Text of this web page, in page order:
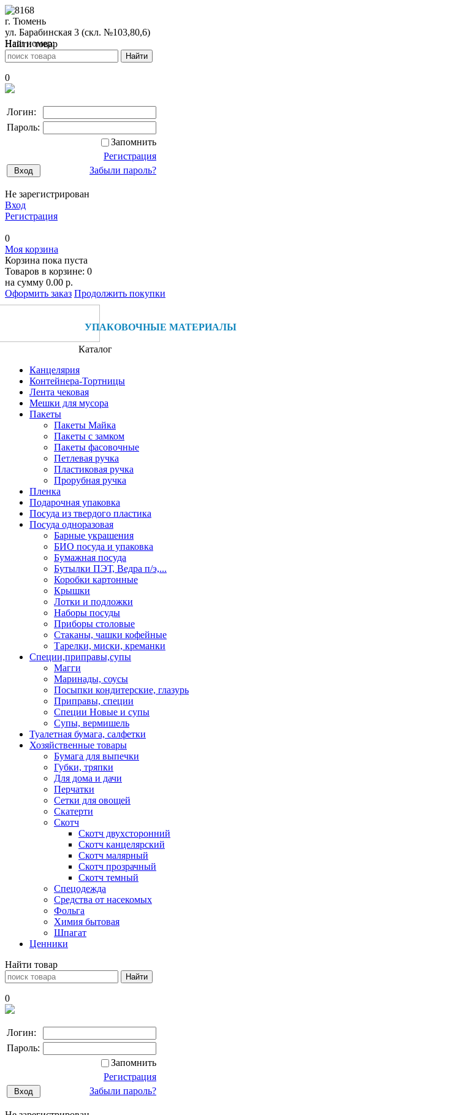
г. Тюмень
ул. Барабинская 3 (скл. №103,80,6)
Наш номер:
+7(3452)49-52-99
Найти товар
0
Логин:
Пароль:
Запомнить
Регистрация
Забыли пароль?
Не зарегистрирован
Вход
Регистрация
0
Моя корзина
Корзина пока пуста
Товаров в корзине: 0
на сумму 0.00 р.
Оформить заказ Продолжить покупки
УПАКОВОЧНЫЕ МАТЕРИАЛЫ
Каталог
Канцелярия
Контейнера-Тортницы
Лента чековая
Мешки для мусора
Пакеты
Пакеты Майка
Пакеты с замком
Пакеты фасовочные
Петлевая ручка
Пластиковая ручка
Прорубная ручка
Пленка
Подарочная упаковка
Посуда из твердого пластика
Посуда одноразовая
Барные украшения
БИО посуда и упаковка
Бумажная посуда
Бутылки ПЭТ, Ведра п/э,...
Коробки картонные
Крышки
Лотки и подложки
Наборы посуды
Приборы столовые
Стаканы, чашки кофейные
Тарелки, миски, креманки
Специи,приправы,супы
Магги
Маринады, соусы
Посыпки кондитерские, глазурь
Приправы, специи
Специи Новые и супы
Супы, вермишель
Туалетная бумага, салфетки
Хозяйственные товары
Бумага для выпечки
Губки, тряпки
Для дома и дачи
Перчатки
Сетки для овощей
Скатерти
Скотч
Скотч двухсторонний
Скотч канцелярский
Скотч малярный
Скотч прозрачный
Скотч темный
Спецодежда
Средства от насекомых
Фольга
Химия бытовая
Шпагат
Ценники
Найти товар
0
Логин:
Пароль:
Запомнить
Регистрация
Забыли пароль?